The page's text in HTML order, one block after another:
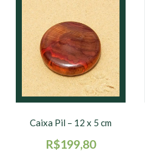
Caixa Pil – 12 x 5 cm
R$199,80